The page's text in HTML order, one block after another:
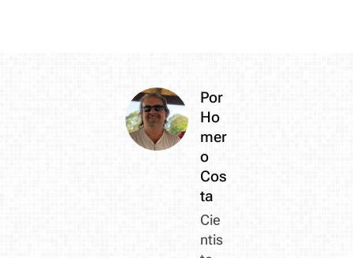
Por
Ho
mer
o
Cos
ta
Cie
ntis